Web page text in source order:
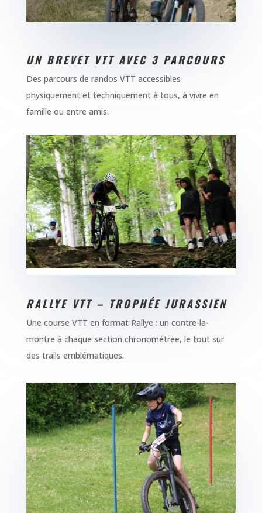
UN BREVET VTT AVEC 3 PARCOURS
Des parcours de randos VTT accessibles
physiquement et techniquement à tous, à vivre en
famille ou entre amis.
RALLYE VTT – TROPHÉE JURASSIEN
Une course VTT en format Rallye : un contre-la-
montre à chaque section chronométrée, le tout sur
des trails emblématiques.